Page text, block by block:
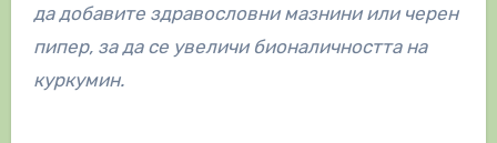
да добавите здравословни мазнини или черен
пипер, за да се увеличи бионаличността на
куркумин.